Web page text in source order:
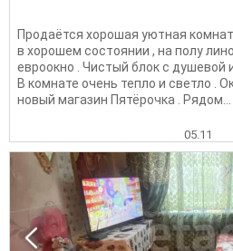
Продаётся хорошая уютная
в хорошем состоянии , на полу
евроокно . Чистый блок с душевой
В комнате очень тепло и светло .
новый магазин Пятёрочка . Рядом...
05.11